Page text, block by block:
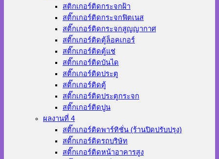
สติกเกอร์ติดกระจกฝ้า
สติ๊กเกอร์ติดกระจกฟิตเนส
สติ๊กเกอร์ติดกระจกสูญญากาศ
สติ๊กเกอร์ติดตู้ล็อคเกอร์
สติ๊กเกอร์ติดตู้แช่
สติ๊กเกอร์ติดบันได
สติ๊กเกอร์ติดประตู
สติ๊กเกอร์ติดตู้
สติ๊กเกอร์ติดประตูกระจก
สติ๊กเกอร์ติดปูน
ผลงานที่ 4
สติ๊กเกอร์ติดพาร์ทิชั่น (ร้านปิดปรับปรุง)
สติ๊กเกอร์ติดรถบริษัท
สติ๊กเกอร์ติดหน้าอาคารสูง